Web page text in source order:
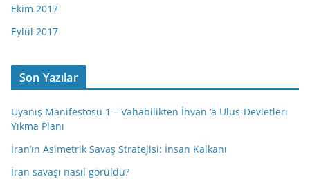
Ekim 2017
Eylül 2017
Son Yazılar
Uyanış Manifestosu 1 – Vahabilikten İhvan ‘a Ulus-Devletleri
Yıkma Planı
İran’ın Asimetrik Savaş Stratejisi: İnsan Kalkanı
İran savaşı nasıl görüldü?